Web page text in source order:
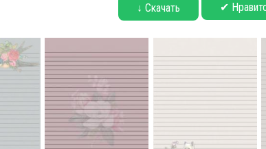
↓ Скачать ✔